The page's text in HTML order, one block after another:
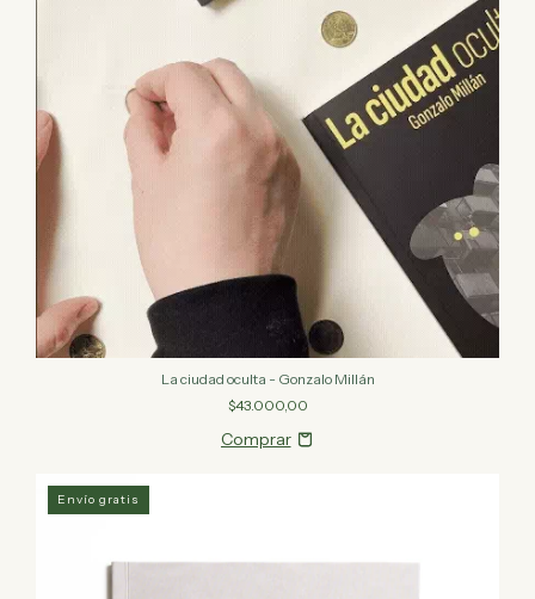
La ciudad oculta - Gonzalo Millán
$43.000,00
Envío gratis